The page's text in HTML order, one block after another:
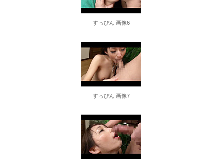
【ＳＭ・調教】出会い系でエッチした最高のドＭ女
素人ＡＶ面接 ~ロリ娘にセクシーランジェリーを着せて生中ハメ~
まんチラの誘惑 ~ダチの母ちゃんと~
すっぴん 画像6
すっぴん 画像7